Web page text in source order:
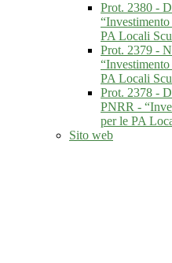
Prot. 2380 -
PA Locali
Prot. 2379 -
PA Locali
Prot. 2378 -
PNRR -
per le PA
Sito web